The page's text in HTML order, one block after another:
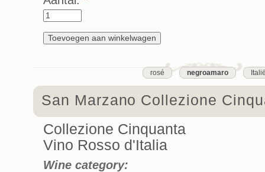
rosé negroamaro
San Marzano Collezione
Collezione Cinquanta
Vino Rosso d'Italia
Wine category: